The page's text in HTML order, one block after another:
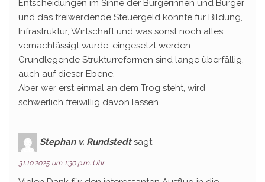
Entscheidungen im Sinne der Bürgerinnen und Bürger
und das freiwerdende Steuergeld könnte für Bildung,
Infrastruktur, Wirtschaft und was sonst noch alles
vernachlässigt wurde, eingesetzt werden.
Grundlegende Strukturreformen sind lange überfällig,
auch auf dieser Ebene.
Aber wer erst einmal an dem Trog steht, wird
schwerlich freiwillig davon lassen.
Stephan v. Rundstedt sagt:
31.10.2025 um 1:30 p.m. Uhr